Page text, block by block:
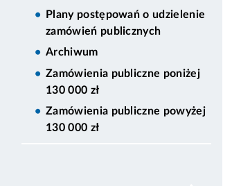
Plany postępowań o udzielenie
zamówień publicznych
Archiwum
Zamówienia publiczne poniżej
130 000 zł
Zamówienia publiczne powyżej
130 000 zł